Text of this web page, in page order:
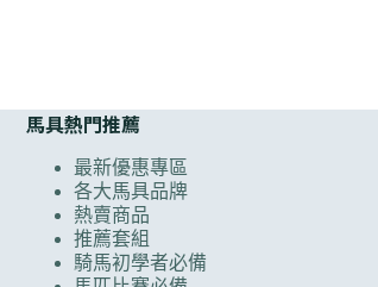
馬具熱門推薦
最新優惠專區
各大馬具品牌
熱賣商品
推薦套組
騎馬初學者必備